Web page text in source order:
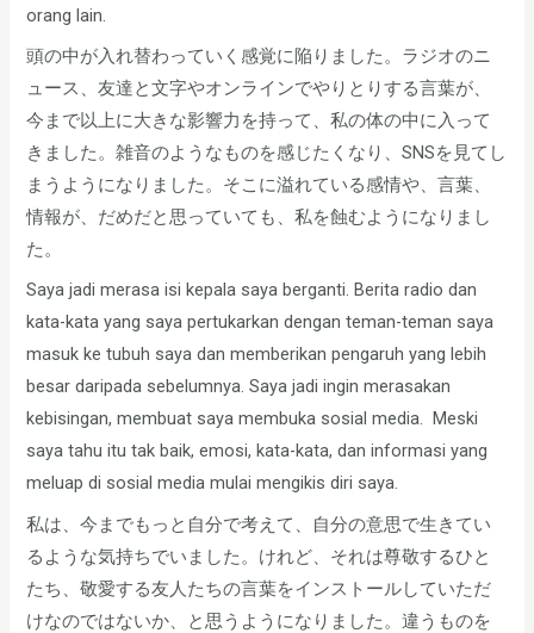
orang lain.
頭の中が入れ替わっていく感覚に陥りました。ラジオのニ
ュース、友達と文字やオンラインでやりとりする言葉が、
今まで以上に大きな影響力を持って、私の体の中に入って
きました。雑音のようなものを感じたくなり、SNSを見てし
まうようになりました。そこに溢れている感情や、言葉、
情報が、だめだと思っていても、私を蝕むようになりまし
た。
Saya jadi merasa isi kepala saya berganti. Berita radio dan
kata-kata yang saya pertukarkan dengan teman-teman saya
masuk ke tubuh saya dan memberikan pengaruh yang lebih
besar daripada sebelumnya. Saya jadi ingin merasakan
kebisingan, membuat saya membuka sosial media. Meski
saya tahu itu tak baik, emosi, kata-kata, dan informasi yang
meluap di sosial media mulai mengikis diri saya.
私は、今までもっと自分で考えて、自分の意思で生きてい
るような気持ちでいました。けれど、それは尊敬するひと
たち、敬愛する友人たちの言葉をインストールしていただ
けなのではないか、と思うようになりました。違うものを